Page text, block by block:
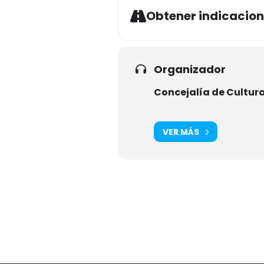
Obtener
Organizador
Concejalía de
VER MÁS